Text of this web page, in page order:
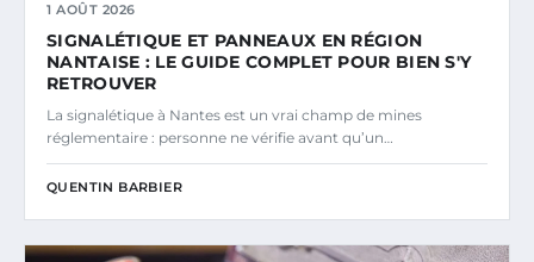
1 AOÛT 2026
SIGNALÉTIQUE ET PANNEAUX EN RÉGION
NANTAISE : LE GUIDE COMPLET POUR BIEN S'Y
RETROUVER
La signalétique à Nantes est un vrai champ de mines
réglementaire : personne ne vérifie avant qu’un…
QUENTIN BARBIER